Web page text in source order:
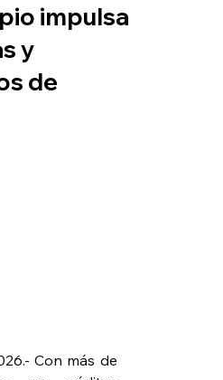
impulsa
y
de
Con más de